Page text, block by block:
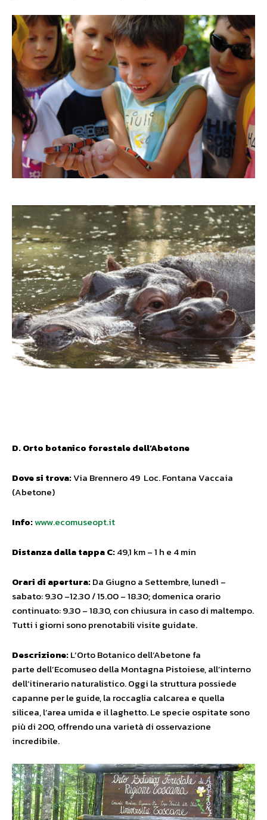
D. Orto botanico forestale dell’Abetone
Dove si trova:Via Brennero 49 Loc. Fontana Vaccaia
(Abetone)
Info:www.ecomuseopt.it
Distanza dalla tappa C:49,1 km – 1 h e 4 min
Orari di apertura:Da Giugno a Settembre, lunedì –
sabato: 9.30 –12.30 / 15.00 – 18.30; domenica orario
continuato: 9.30 – 18.30, con chiusura in caso di maltempo.
Tutti i giorni sono prenotabili visite guidate.
Descrizione:L’Orto Botanico dell’Abetone fa
parte dell’Ecomuseo della Montagna Pistoiese, all’interno
dell’itinerario naturalistico. Oggi la struttura possiede
capanne per le guide, la roccaglia calcarea e quella
silicea, l’area umida e il laghetto. Le specie ospitate sono
più di 200, offrendo una varietà di osservazione
incredibile.